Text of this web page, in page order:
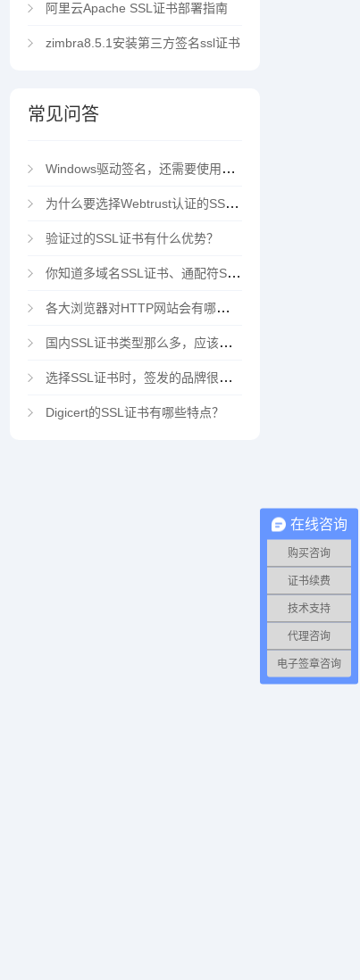
阿里云Apache SSL证书部署指南
zimbra8.5.1安装第三方签名ssl证书
常见问答
Windows驱动签名，还需要使用EV代码签名证书吗？
为什么要选择Webtrust认证的SSL证书？
验证过的SSL证书有什么优势？
你知道多域名SSL证书、通配符SSL证书、多域名通配符SSL证书吗？
各大浏览器对HTTP网站会有哪些“不安全”警告
国内SSL证书类型那么多，应该选择哪家CA机构？
选择SSL证书时，签发的品牌很重要吗？
Digicert的SSL证书有哪些特点？
在线咨询
购买咨询
证书续费
技术支持
代理咨询
电子签章咨询